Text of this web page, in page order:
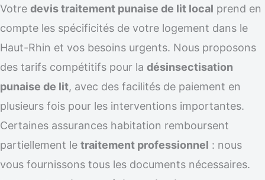
Votre devis traitement punaise de lit local prend en
compte les spécificités de votre logement dans le
Haut-Rhin et vos besoins urgents. Nous proposons
des tarifs compétitifs pour la désinsectisation
punaise de lit, avec des facilités de paiement en
plusieurs fois pour les interventions importantes.
Certaines assurances habitation remboursent
partiellement le traitement professionnel : nous
vous fournissons tous les documents nécessaires.